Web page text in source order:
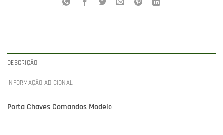
DESCRIÇÃO
INFORMAÇÃO ADICIONAL
Porta Chaves Comandos Modelo